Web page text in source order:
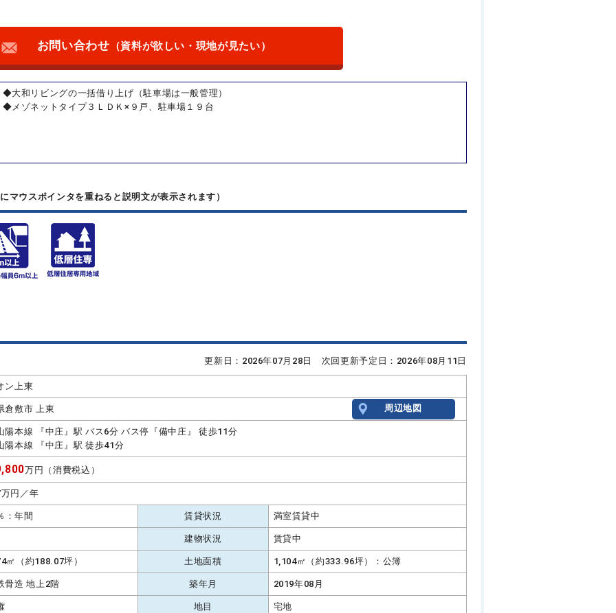
お問い合わせ （資料が欲しい・現地が見たい）
◆大和リビングの一括借り上げ（駐車場は一般管理）
◆メゾネットタイプ３ＬＤＫ×９戸、駐車場１９台
マウスポインタを重ねると説明文が表示されます）
更新日：2026年07月28日 次回更新予定日：2026年08月11日
ン上東
倉敷市 上東 周辺地図
陽本線 『中庄』駅 バス6分 バス停『備中庄』 徒歩11分
陽本線 『中庄』駅 徒歩41分
万円（消費税込）
円／年
：年間 賃貸状況 満室賃貸中
建物状況 賃貸中
㎡（約188.07坪） 土地面積 1,104㎡（約333.96坪）：公簿
骨造 地上2階 築年月 2019年08月
地目 宅地